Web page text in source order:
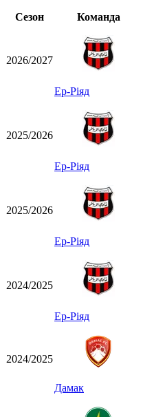
Сезон
Команда
2026/2027
Ер-Ріяд
2025/2026
Ер-Ріяд
2025/2026
Ер-Ріяд
2024/2025
Ер-Ріяд
2024/2025
Дамак